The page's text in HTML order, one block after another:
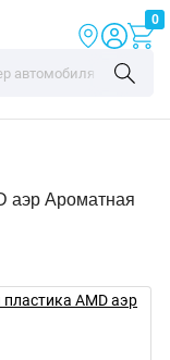
0
аэр Ароматная